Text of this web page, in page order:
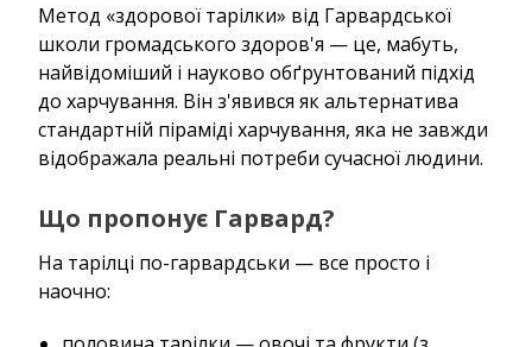
Метод «здорової тарілки» від Гарвардської
школи громадського здоров'я — це, мабуть,
найвідоміший і науково обґрунтований підхід
до харчування. Він з'явився як альтернатива
стандартній піраміді харчування, яка не завжди
відображала реальні потреби сучасної людини.
Що пропонує Гарвард?
На тарілці по-гарвардськи — все просто і
наочно: